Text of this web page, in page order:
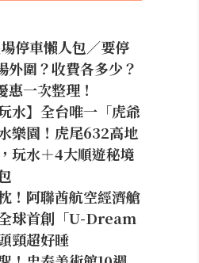
停車懶人包／要停
外圍？收費各多少？
惠一次整理！
水】全台唯一「虎爺
樂園！虎尾632高地
玩水＋4大順遊秘境
！阿聯酋航空經濟艙
球首創「U-Dream
頸超好睡